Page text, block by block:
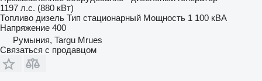
1197 л.с. (880 кВт)
Топливо дизель Тип стационарный Мощность 1 100 кВА
Напряжение 400
Румыния, Targu Mrues
Связаться с продавцом